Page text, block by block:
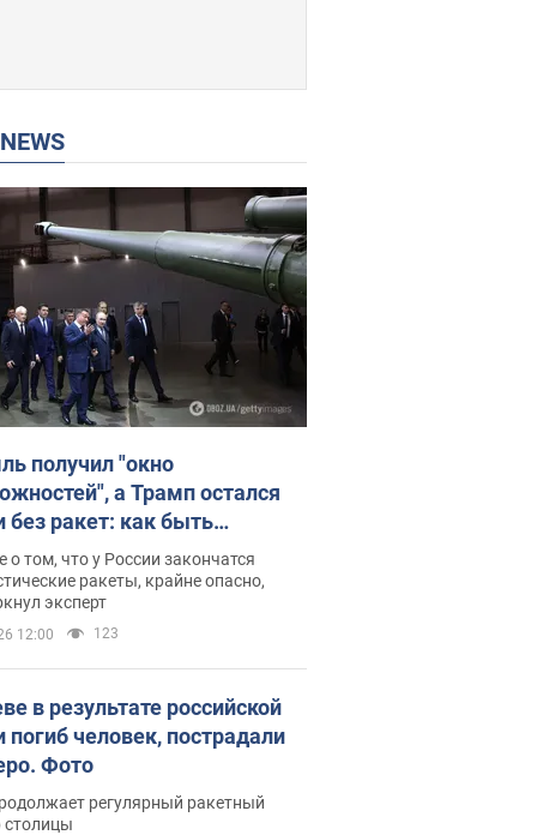
NEWS
получил "окно
а Трамп остался
без ракет: как быть
Интервью с Мельником
о том, что у России закончатся
ракеты, крайне опасно,
эксперт
12:00 123
в результате российской
погиб человек, пострадали
Фото
регулярный ракетный
столицы